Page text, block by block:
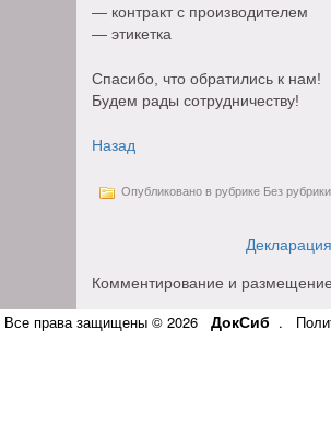
— контракт с производителем
— этикетка
Спасибо, что обратились к нам!
Будем рады сотрудничеству!
Назад
Опубликовано в рубрике Без рубрики
Комментирование и
Все права защищены © 2026 ДокСиб .